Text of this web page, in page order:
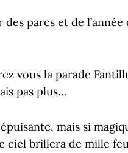
parcs et de
vous la parade
pas plus…
mais si
ciel brillera de mille